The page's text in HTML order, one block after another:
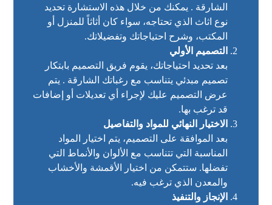
الشارقة . يمكنك من خلال هذه الاستشارة تحديد
نوع اثاث الذي تحتاجه، سواء كان أثاثاً للمنزل أو
المكتب، وشرح احتياجاتك وتفضيلاتك.
التصميم الأولي
بعد تحديد احتياجاتك، يقوم فريق التصميم بابتكار
تصميم مبدئي يتناسب مع رغباتك الشارقة . يتم
عرض التصميم عليك لإجراء أي تعديلات أو إضافات
قد ترغب بها.
الاختيار النهائي للمواد والتفاصيل
بعد الموافقة على التصميم، يتم اختيار المواد
المناسبة التي تتناسب مع الألوان والأنماط التي
تفضلها. ستتمكن من اختيار الأقمشة والأخشاب
والمعدن الذي ترغب فيه.
الإنجاز والتنفيذ